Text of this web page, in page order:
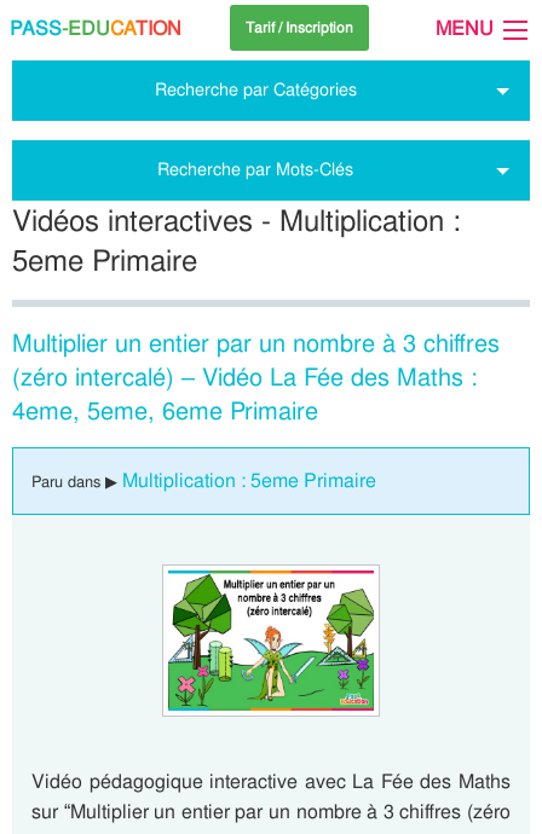
PASS-EDUCATION Tarif / Inscription MENU
Recherche par Catégories
Recherche par Mots-Clés
Vidéos interactives - Multiplication :
5eme Primaire
Multiplier un entier par un nombre à 3 chiffres
(zéro intercalé) – Vidéo La Fée des Maths :
4eme, 5eme, 6eme Primaire
Paru dans ▶ Multiplication : 5eme Primaire
Vidéo pédagogique interactive avec La Fée des Maths
sur “Multiplier un entier par un nombre à 3 chiffres (zéro